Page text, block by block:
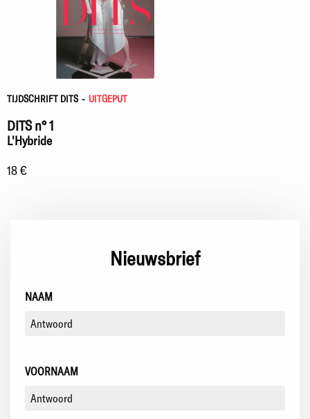
TIJDSCHRIFT DITS - UITGEPUT
DITS n° 1
L'Hybride
18 €
Nieuwsbrief
NAAM
VOORNAAM